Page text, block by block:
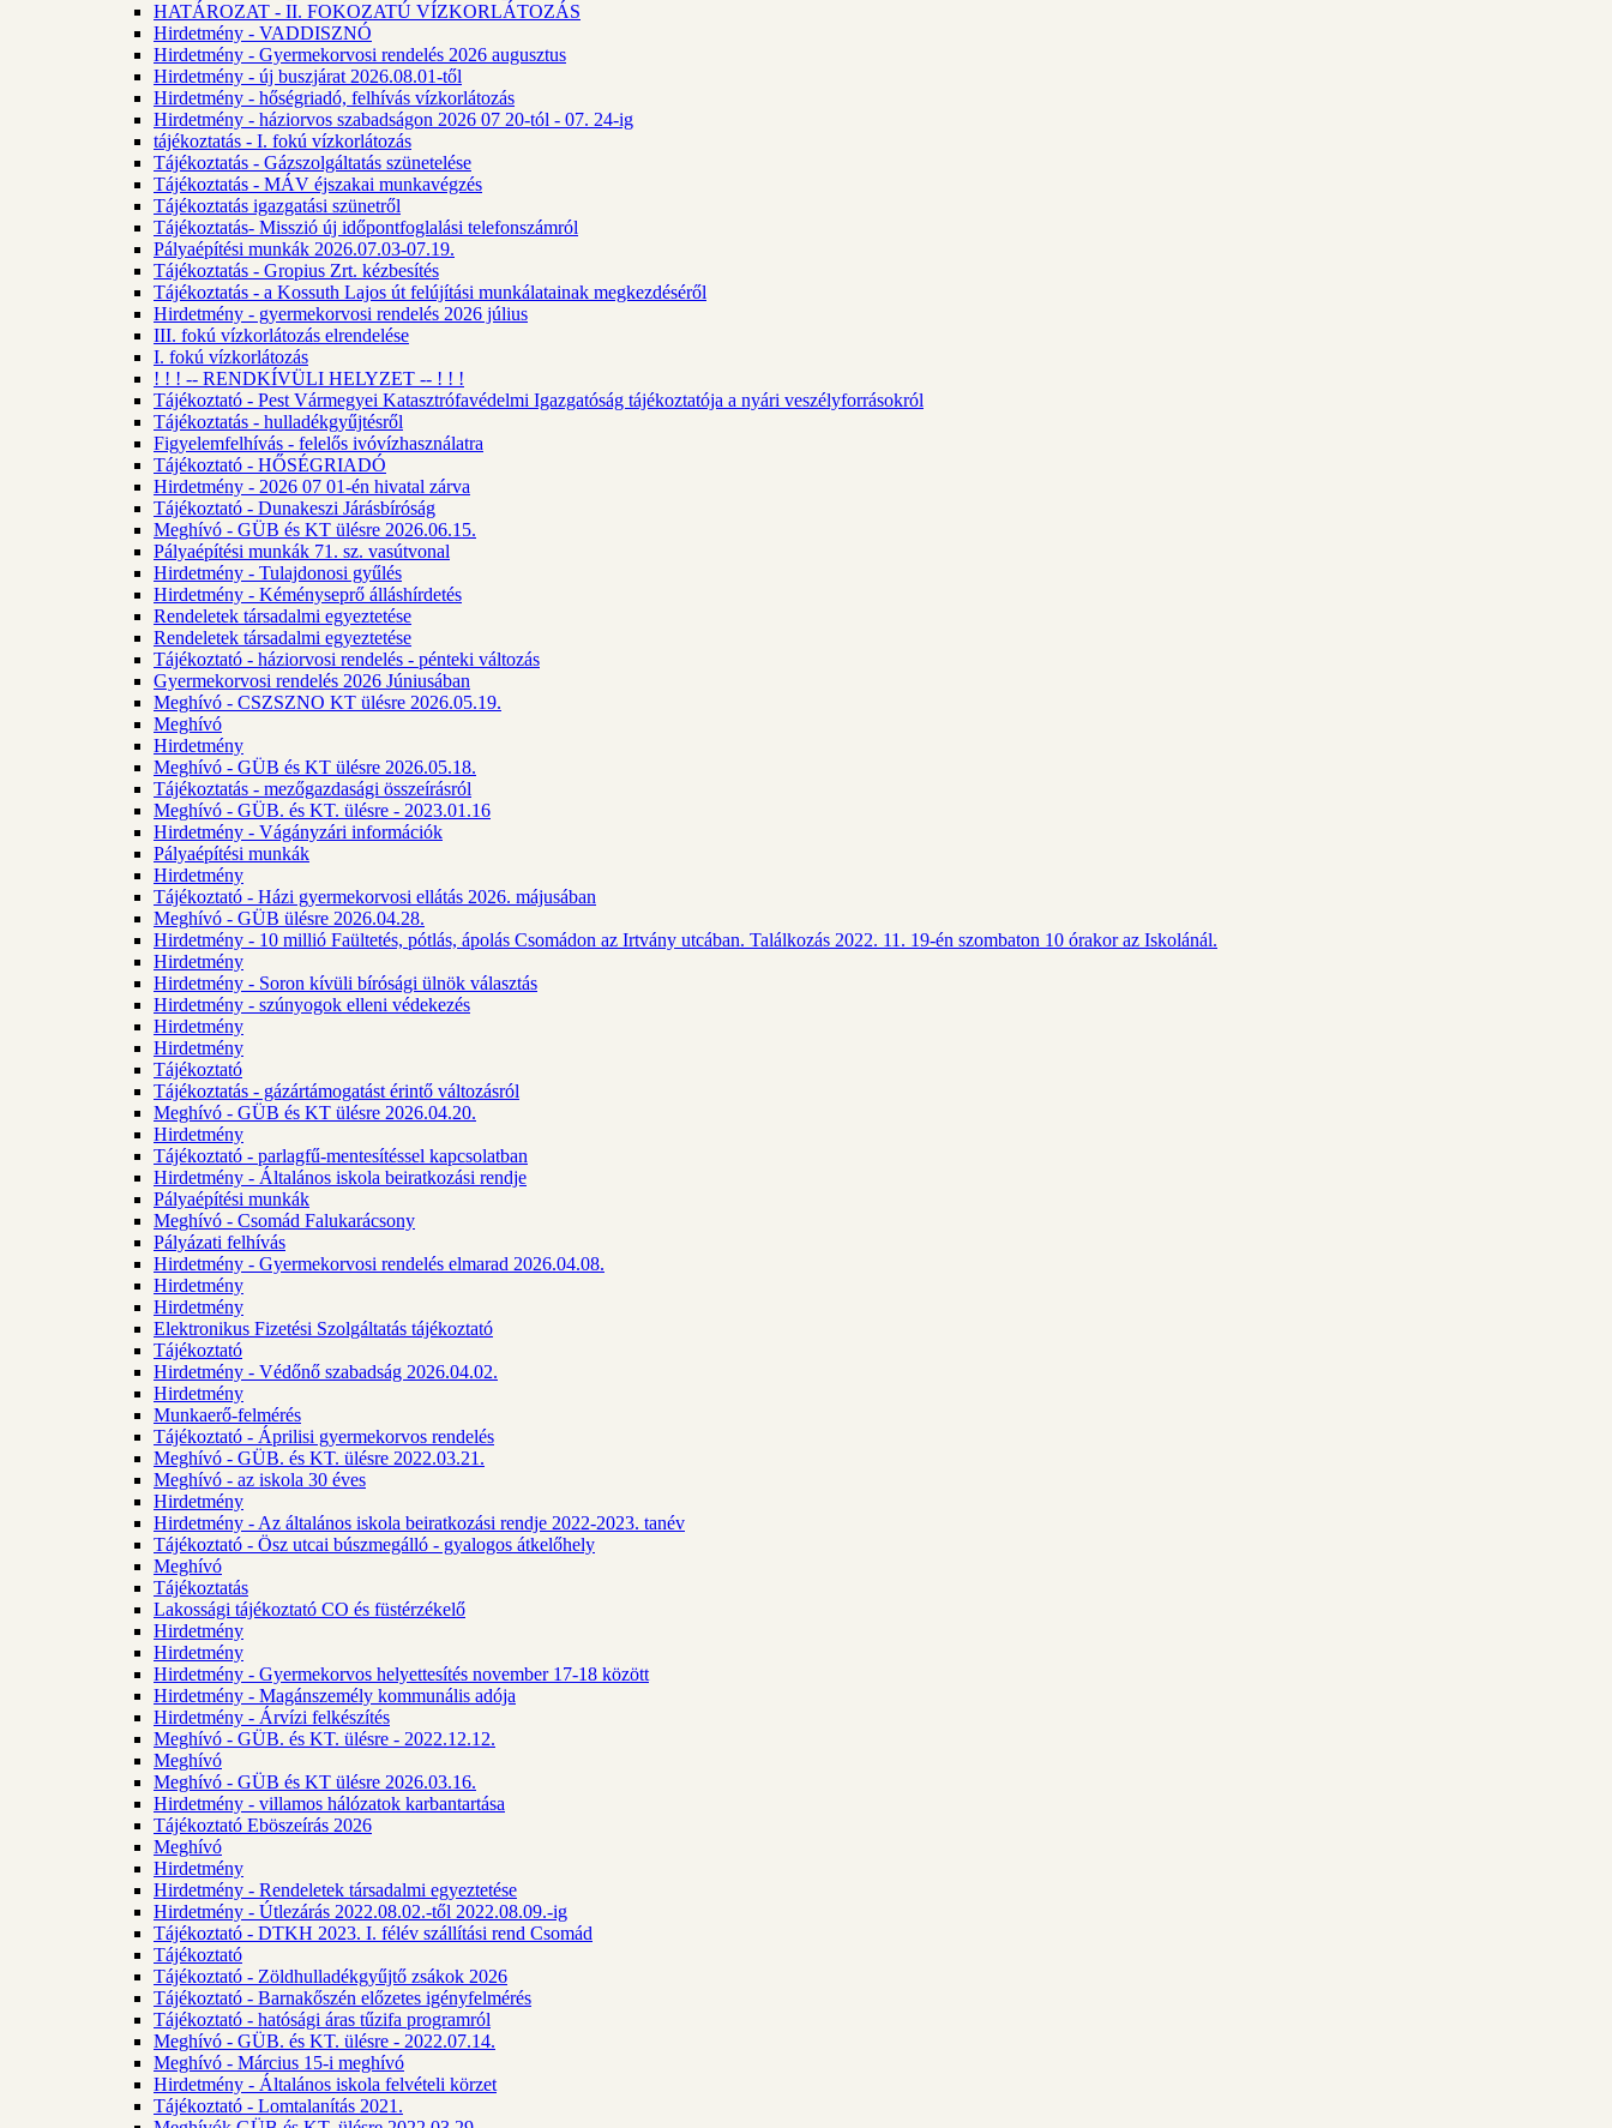
HATÁROZAT - II. FOKOZATÚ VÍZKORLÁTOZÁS
Hirdetmény - VADDISZNÓ
Hirdetmény - Gyermekorvosi rendelés 2026 augusztus
Hirdetmény - új buszjárat 2026.08.01-től
Hirdetmény - hőségriadó, felhívás vízkorlátozás
Hirdetmény - háziorvos szabadságon 2026 07 20-tól - 07. 24-ig
tájékoztatás - I. fokú vízkorlátozás
Tájékoztatás - Gázszolgáltatás szünetelése
Tájékoztatás - MÁV éjszakai munkavégzés
Tájékoztatás igazgatási szünetről
Tájékoztatás- Misszió új időpontfoglalási telefonszámról
Pályaépítési munkák 2026.07.03-07.19.
Tájékoztatás - Gropius Zrt. kézbesítés
Tájékoztatás - a Kossuth Lajos út felújítási munkálatainak megkezdéséről
Hirdetmény - gyermekorvosi rendelés 2026 július
III. fokú vízkorlátozás elrendelése
I. fokú vízkorlátozás
! ! ! -- RENDKÍVÜLI HELYZET -- ! ! !
Tájékoztató - Pest Vármegyei Katasztrófavédelmi Igazgatóság tájékoztatója a nyári veszélyforrásokról
Tájékoztatás - hulladékgyűjtésről
Figyelemfelhívás - felelős ivóvízhasználatra
Tájékoztató - HŐSÉGRIADÓ
Hirdetmény - 2026 07 01-én hivatal zárva
Tájékoztató - Dunakeszi Járásbíróság
Meghívó - GÜB és KT ülésre 2026.06.15.
Pályaépítési munkák 71. sz. vasútvonal
Hirdetmény - Tulajdonosi gyűlés
Hirdetmény - Kéményseprő álláshírdetés
Rendeletek társadalmi egyeztetése
Rendeletek társadalmi egyeztetése
Tájékoztató - háziorvosi rendelés - pénteki változás
Gyermekorvosi rendelés 2026 Júniusában
Meghívó - CSZSZNO KT ülésre 2026.05.19.
Meghívó
Hirdetmény
Meghívó - GÜB és KT ülésre 2026.05.18.
Tájékoztatás - mezőgazdasági összeírásról
Meghívó - GÜB. és KT. ülésre - 2023.01.16
Hirdetmény - Vágányzári információk
Pályaépítési munkák
Hirdetmény
Tájékoztató - Házi gyermekorvosi ellátás 2026. májusában
Meghívó - GÜB ülésre 2026.04.28.
Hirdetmény - 10 millió Faültetés, pótlás, ápolás Csomádon az Irtvány utcában. Találkozás 2022. 11. 19-én szombaton 10 órakor az Iskolánál.
Hirdetmény
Hirdetmény - Soron kívüli bírósági ülnök választás
Hirdetmény - szúnyogok elleni védekezés
Hirdetmény
Hirdetmény
Tájékoztató
Tájékoztatás - gázártámogatást érintő változásról
Meghívó - GÜB és KT ülésre 2026.04.20.
Hirdetmény
Tájékoztató - parlagfű-mentesítéssel kapcsolatban
Hirdetmény - Általános iskola beiratkozási rendje
Pályaépítési munkák
Meghívó - Csomád Falukarácsony
Pályázati felhívás
Hirdetmény - Gyermekorvosi rendelés elmarad 2026.04.08.
Hirdetmény
Hirdetmény
Elektronikus Fizetési Szolgáltatás tájékoztató
Tájékoztató
Hirdetmény - Védőnő szabadság 2026.04.02.
Hirdetmény
Munkaerő-felmérés
Tájékoztató - Áprilisi gyermekorvos rendelés
Meghívó - GÜB. és KT. ülésre 2022.03.21.
Meghívó - az iskola 30 éves
Hirdetmény
Hirdetmény - Az általános iskola beiratkozási rendje 2022-2023. tanév
Tájékoztató - Ösz utcai búszmegálló - gyalogos átkelőhely
Meghívó
Tájékoztatás
Lakossági tájékoztató CO és füstérzékelő
Hirdetmény
Hirdetmény
Hirdetmény - Gyermekorvos helyettesítés november 17-18 között
Hirdetmény - Magánszemély kommunális adója
Hirdetmény - Árvízi felkészítés
Meghívó - GÜB. és KT. ülésre - 2022.12.12.
Meghívó
Meghívó - GÜB és KT ülésre 2026.03.16.
Hirdetmény - villamos hálózatok karbantartása
Tájékoztató Eböszeírás 2026
Meghívó
Hirdetmény
Hirdetmény - Rendeletek társadalmi egyeztetése
Hirdetmény - Útlezárás 2022.08.02.-től 2022.08.09.-ig
Tájékoztató - DTKH 2023. I. félév szállítási rend Csomád
Tájékoztató
Tájékoztató - Zöldhulladékgyűjtő zsákok 2026
Tájékoztató - Barnakőszén előzetes igényfelmérés
Tájékoztató - hatósági áras tűzifa programról
Meghívó - GÜB. és KT. ülésre - 2022.07.14.
Meghívó - Március 15-i meghívó
Hirdetmény - Általános iskola felvételi körzet
Tájékoztató - Lomtalanítás 2021.